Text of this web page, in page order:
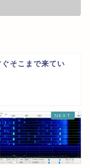
そこまで来てい